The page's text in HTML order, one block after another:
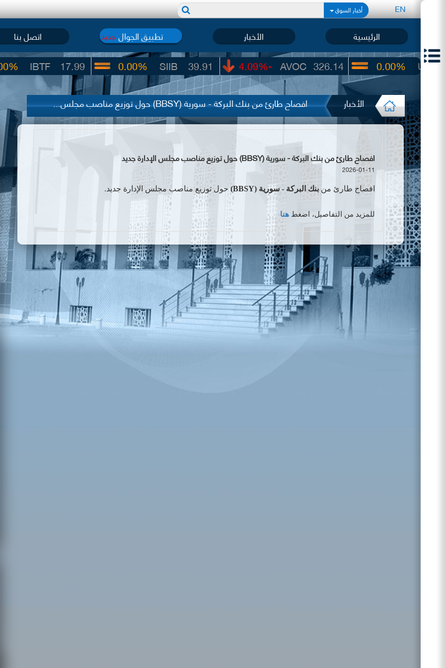
EN أخبار السوق
الرئيسية الأخبار تطبيق الجوال جديد اتصل بنا
17.99 39.91
SIIB
0.00% 326.14
AVOC
-4.09% 22.65
UIC
0.00%
الأخبار افصاح طارئ من بنك البركة - سورية (BBSY) حول توزيع مناصب مجلس...
افصاح طارئ من بنك البركة - سورية (BBSY) حول توزيع مناصب مجلس الإدارة جديد
2026-01-11
افصاح طارئ من بنك البركة - سورية (BBSY
) حول توزيع مناصب مجلس الإدارة جديد.
للمزيد من التفاصيل، اضغط هنا